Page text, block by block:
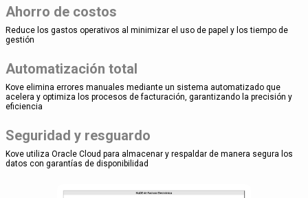
Ahorro de costos
Reduce los gastos operativos al minimizar el uso de papel y los tiempo de
gestión
Automatización total
Kove elimina errores manuales mediante un sistema automatizado que
acelera y optimiza los procesos de facturación, garantizando la precisión y
eficiencia
Seguridad y resguardo
Kove utiliza Oracle Cloud para almacenar y respaldar de manera segura los
datos con garantías de disponibilidad